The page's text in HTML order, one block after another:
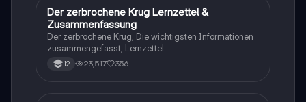
Deutsch
Der zerbrochene Krug Lernzettel &
Zusammenfassung
Der zerbrochene Krug, Die wichtigsten Informationen
zusammengefasst, Lernzettel
12 23,517 356